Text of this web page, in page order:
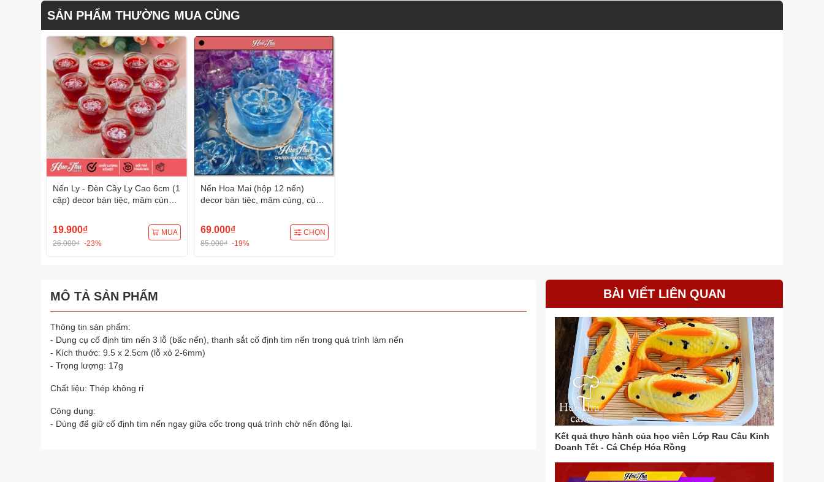
SẢN PHẨM THƯỜNG MUA CÙNG
Nến Ly - Đèn Cầy Ly Cao 6cm (1
cặp) decor bàn tiệc, mâm cúng,
19.900₫
26.000₫ -23%
MUA
Nến Hoa Mai (hộp 12 nến)
decor bàn tiệc, mâm cúng, cúng
69.000₫
85.000₫ -19%
CHỌN
MÔ TẢ SẢN PHẨM
Thông tin sản phẩm:
- Dụng cụ cố định tim nến 3 lỗ (bấc nến), thanh sắt cố định tim nến trong quá trình làm nến
- Kích thước: 9.5 x 2.5cm (lỗ xỏ 2-6mm)
- Trọng lượng: 17g
Chất liệu: Thép không rỉ
Công dụng:
- Dùng để giữ cố định tim nến ngay giữa cốc trong quá trình chờ nến đông lại.
BÀI VIẾT LIÊN QUAN
Kết quả thực hành của học viên Lớp Rau Câu Kinh
Doanh Tết - Cá Chép Hóa Rồng